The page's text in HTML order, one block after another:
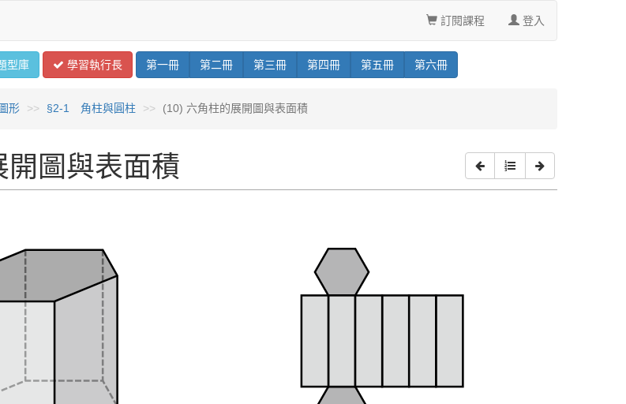
訂閱課程 登入
型庫 學習執行長 第一冊 第二冊 第三冊 第四冊 第五冊 第六冊
形 §2-1 角柱與圓柱 (10) 六角柱的展開圖與表面積
開圖與表面積